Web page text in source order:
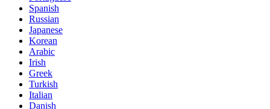
Spanish
Russian
Japanese
Korean
Arabic
Irish
Greek
Turkish
Italian
Danish